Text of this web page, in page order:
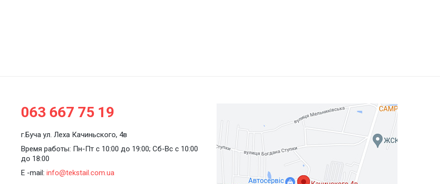
063 667 75 19
г.Буча ул. Леха Качиньского, 4в
Время работы: Пн-Пт с 10:00 до 19:00; Сб-Вс с 10:00
до 18:00
E -mail: info@tekstail.com.ua